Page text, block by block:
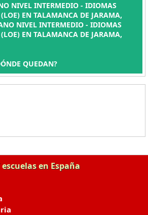
NIVEL INTERMEDIO - IDIOMAS
EN TALAMANCA DE JARAMA,
NIVEL INTERMEDIO - IDIOMAS
EN TALAMANCA DE JARAMA,
QUEDAN?
en España